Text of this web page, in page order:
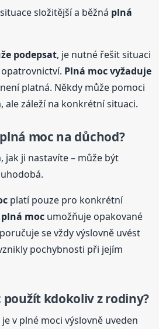
složitější a běžná plná
podepsat, je nutné řešit situaci
Plná moc vyžaduje
platná. Někdy může pomoci
ale záleží na konkrétní situaci.
plná moc na důchod?
jak ji nastavíte – může být
platí pouze pro konkrétní
plná moc umožňuje opakované
se vždy výslovně uvést
pochybnosti při jejím
použít kdokoliv z rodiny?
v plné moci výslovně uveden